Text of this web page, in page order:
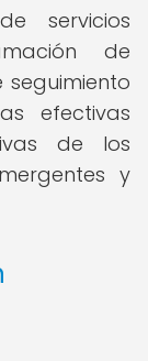
servicios
de
efectivas
de los
y